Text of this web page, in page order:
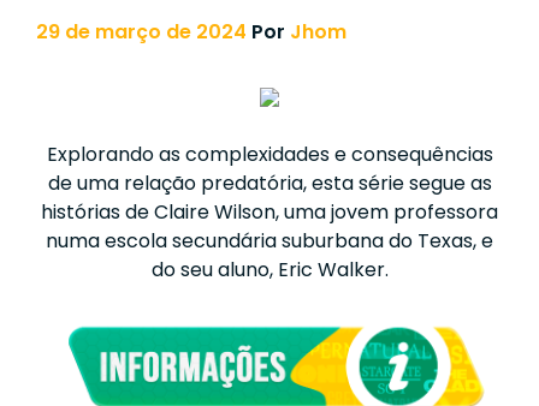
29 de março de 2024 Por Jhom
Explorando as complexidades e consequências
de uma relação predatória, esta série segue as
histórias de Claire Wilson, uma jovem professora
numa escola secundária suburbana do Texas, e
do seu aluno, Eric Walker.